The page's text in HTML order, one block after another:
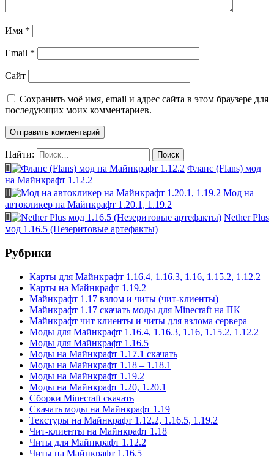
Имя *
Email *
Сайт
Сохранить моё имя, email и адрес сайта в этом браузере для
последующих моих комментариев.
Найти:
Фланс (Flans) мод
на Майнкрафт 1.12.2
Мод на
автокликер на Майнкрафт 1.20.1, 1.19.2
Nether Plus
мод 1.16.5 (Незеритовые артефакты)
Рубрики
Карты для Майнкрафт 1.16.4, 1.16.3, 1.16, 1.15.2, 1.12.2
Карты на Майнкрафт 1.19.2
Майнкрафт 1.17 взлом и читы (чит-клиенты)
Майнкрафт 1.17 скачать моды для Minecraft на ПК
Майнкрафт чит клиенты и читы для взлома сервера
Моды для Майнкрафт 1.16.4, 1.16.3, 1.16, 1.15.2, 1.12.2
Моды для Майнкрафт 1.16.5
Моды на Майнкрафт 1.17.1 скачать
Моды на Майнкрафт 1.18 – 1.18.1
Моды на Майнкрафт 1.19.2
Моды на Майнкрафт 1.20, 1.20.1
Сборки Minecraft скачать
Скачать моды на Майнкрафт 1.19
Текстуры на Майнкрафт 1.12.2, 1.16.5, 1.19.2
Чит-клиенты на Майнкрафт 1.18
Читы для Майнкрафт 1.12.2
Читы на Майнкрафт 1.16.5